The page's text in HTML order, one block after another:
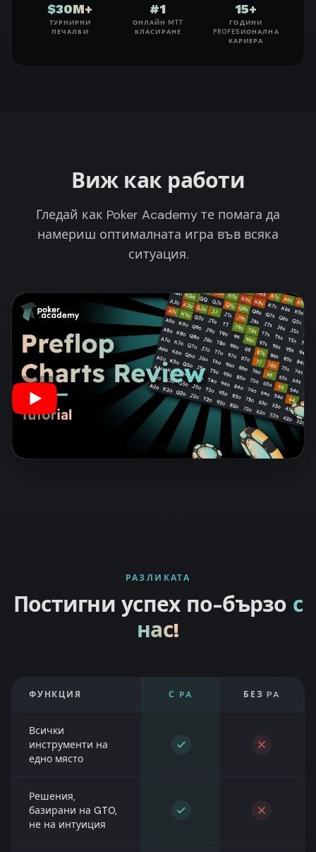
$30M+
ТУРНИРНИ
ПЕЧАЛБИ
#1
ОНЛАЙН MTT
КЛАСИРАНЕ
15+
ГОДИНИ
PROFESИОНАЛНА
КАРИЕРА
Виж как работи
Гледай как Poker Academy те помага да
намериш оптималната игра във всяка
ситуация.
РАЗЛИКАТА
Постигни успех по-бързо с
нас!
ФУНКЦИЯ С PA БЕЗ PA
Всички
инструменти на
едно място
Решения,
базирани на GTO,
не на интуиция